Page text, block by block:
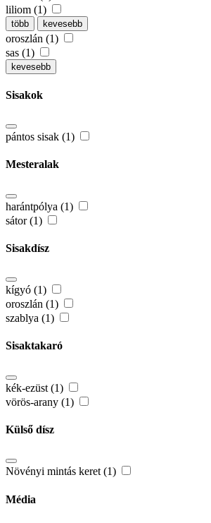
liliom (1)
több kevesebb
oroszlán (1)
sas (1)
kevesebb
Sisakok
pántos sisak (1)
Mesteralak
harántpólya (1)
sátor (1)
Sisakdísz
kígyó (1)
oroszlán (1)
szablya (1)
Sisaktakaró
kék-ezüst (1)
vörös-arany (1)
Külső dísz
Növényi mintás keret (1)
Média